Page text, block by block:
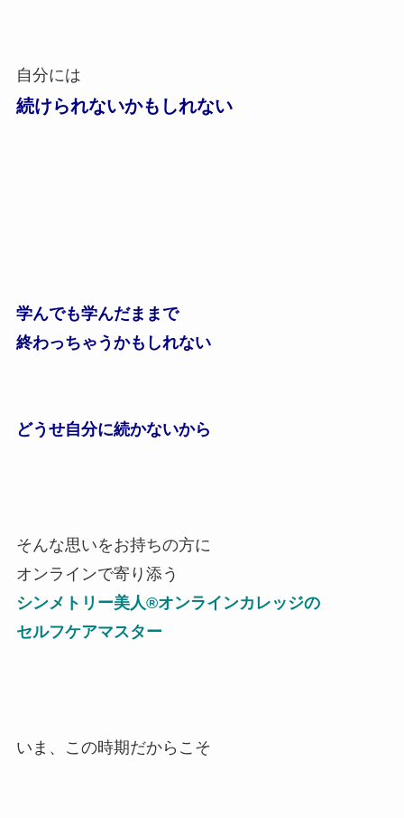
自分には
続けられないかもしれない
学んでも学んだままで
終わっちゃうかもしれない
どうせ自分に続かないから
そんな思いをお持ちの方に
オンラインで寄り添う
シンメトリー美人®オンラインカレッジの
セルフケアマスター
いま、この時期だからこそ